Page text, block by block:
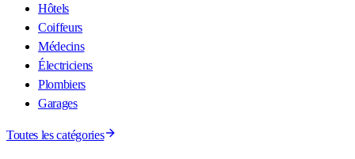
Hôtels
Coiffeurs
Médecins
Électriciens
Plombiers
Garages
Toutes les catégories